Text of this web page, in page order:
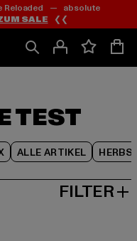
Reloaded — absolute
SALE ❮❮
TEST
ALLE ARTIKEL
FILTER